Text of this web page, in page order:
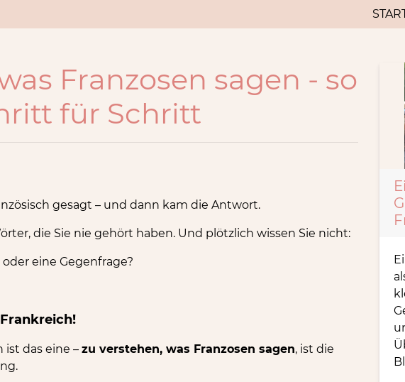
Franzosen sagen - so
für Schritt
gesagt – und dann kam die Antwort.
die Sie nie gehört haben. Und plötzlich wissen Sie nicht:
oder eine Gegenfrage?
das eine – zu verstehen, was Franzosen sagen, ist die